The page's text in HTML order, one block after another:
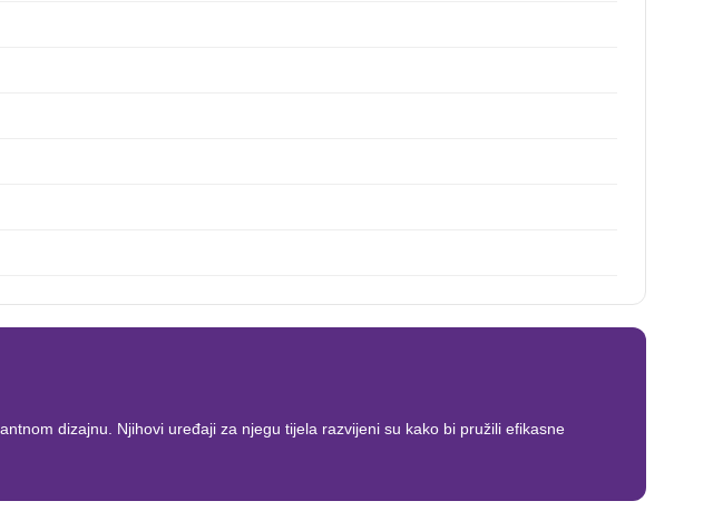
dizajnu. Njihovi uređaji za njegu tijela razvijeni su kako bi pružili efikasne